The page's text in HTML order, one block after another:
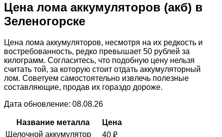
Цена лома аккумуляторов (акб) в
Зеленогорске
Цена лома аккумуляторов, несмотря на их редкость и
востребованность, редко превышает 50 рублей за
килограмм. Согласитесь, что подобную цену нельзя
считать той, за которую стоит отдать аккумуляторный
лом. Советуем самостоятельно извлечь полезные
составляющие, продав их гораздо дороже.
Дата обновление: 08.08.26
Название металла
Цена
Щелочной аккумулятор
40 ₽